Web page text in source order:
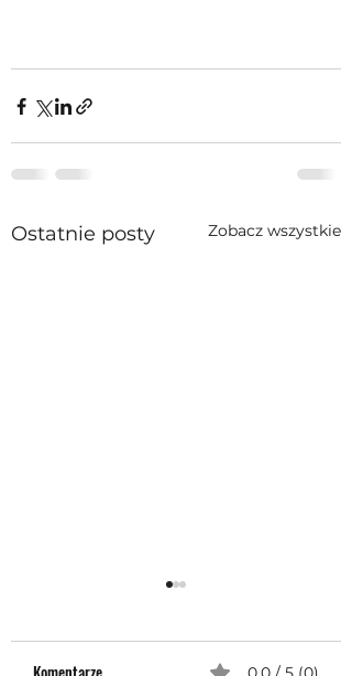
Ostatnie posty Zobacz wszystkie